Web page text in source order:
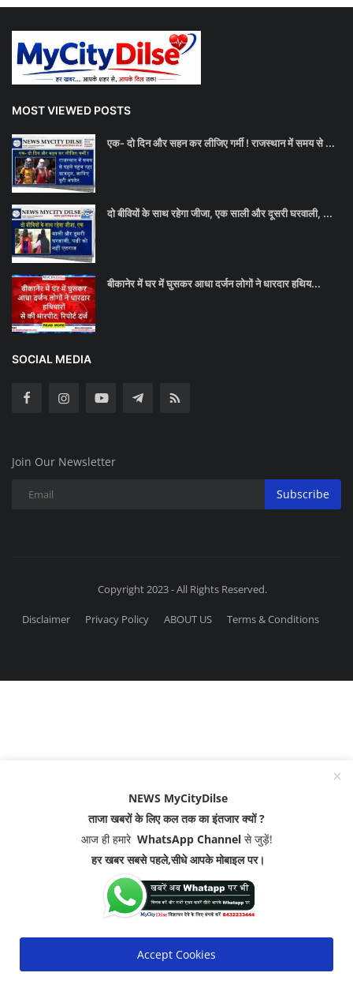
MOST VIEWED POSTS
एक- दो दिन और सहन कर लीजिए गर्मी ! राजस्थान में समय से ...
दो बीवियों के साथ रहेगा जीजा, एक साली और दूसरी घरवाली, ...
बीकानेर में घर में घुसकर आधा दर्जन लोगों ने धारदार हथिय...
SOCIAL MEDIA
Join Our Newsletter
Subscribe
Copyright 2023 - All Rights Reserved.
Disclaimer Privacy Policy ABOUT US Terms & Conditions
NEWS MyCityDilse
ताजा खबरों के लिए कल तक का इंतजार क्यों ?
आज ही हमारे WhatsApp Channelसे जुड़ें!
हर खबर सबसे पहले,सीधे आपके मोबाइल पर।
Accept Cookies